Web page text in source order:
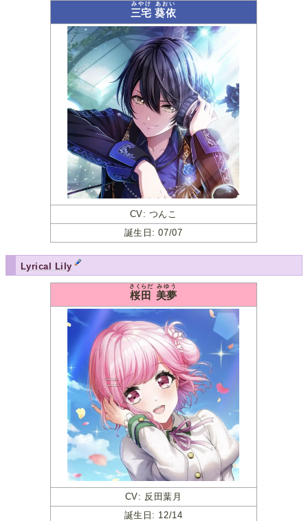
三宅
みやけ
葵依
あおい
CV: つんこ
誕生日: 07/07
Lyrical Lily
桜田
さくらだ
美夢
みゆう
CV: 反田葉月
誕生日: 12/14